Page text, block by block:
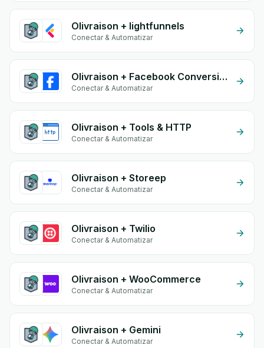
Olivraison + lightfunnels
Conectar & Automatizar
Olivraison + Facebook Conversion API (CAPI)
Conectar & Automatizar
Olivraison + Tools & HTTP
Conectar & Automatizar
Olivraison + Storeep
Conectar & Automatizar
Olivraison + Twilio
Conectar & Automatizar
Olivraison + WooCommerce
Conectar & Automatizar
Olivraison + Gemini
Conectar & Automatizar